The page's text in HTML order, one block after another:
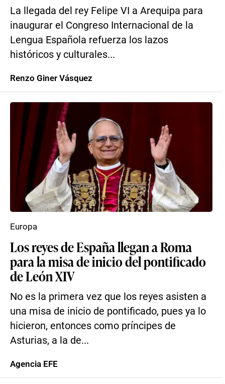
La llegada del rey Felipe VI a Arequipa para
inaugurar el Congreso Internacional de la
Lengua Española refuerza los lazos
históricos y culturales...
Renzo Giner Vásquez
Los reyes de España llegan a Roma
para la misa de inicio del pontificado
de León XIV
No es la primera vez que los reyes asisten a
una misa de inicio de pontificado, pues ya lo
hicieron, entonces como príncipes de
Asturias, a la de...
Europa
Agencia EFE